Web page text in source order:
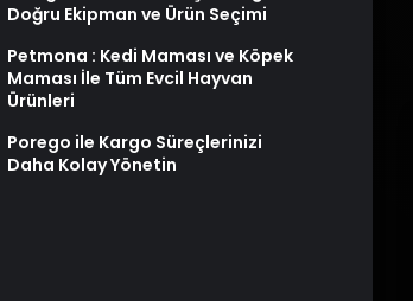
Doğru Ekipman ve Ürün Seçimi
Petmona : Kedi Maması ve Köpek
Maması İle Tüm Evcil Hayvan
Ürünleri
Porego ile Kargo Süreçlerinizi
Daha Kolay Yönetin